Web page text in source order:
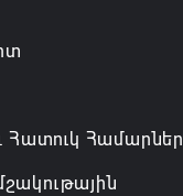
Հատուկ Համարներ